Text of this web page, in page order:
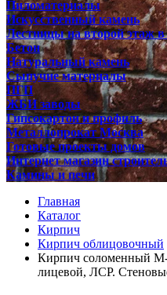
Пиломатериалы
Искусственный камень
Лестницы на второй этаж в
Бетон
Натуральный камень
Сыпучие материалы
ПГП
ЖБИ заводы
Гипсокартон и профиль
Металлопрокат Москва
Готовые проекты домов
Интернет магазин
Камины и печи
Главная
Каталог
Кирпич
Кирпич облицовочный
Кирпич соломенный М-
лицевой, ЛСР.